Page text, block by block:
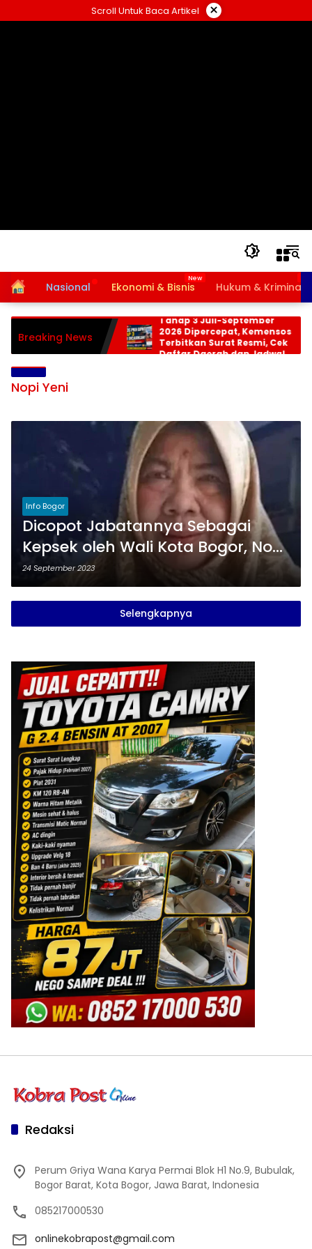
ke
Scroll Untuk Baca Artikel ×
HomeNasional Ekonomi & Bisnis Hukum & Kriminal
Breaking News
Bansos PKH dan BPNT
Tahap 3 Juli-September
2026 Dipercepat, Kemensos
Terbitkan Surat Resmi, Cek
Daftar Daerah dan Jadwal
Nopi Yeni
Info Bogor
Dicopot Jabatannya Sebagai
Kepsek oleh Wali Kota Bogor, Nopi
Yeni Melawan
24 September 2023
Selengkapnya
Redaksi
Perum Griya Wana Karya Permai Blok H1 No.9, Bubulak,
Bogor Barat, Kota Bogor, Jawa Barat, Indonesia
085217000530
onlinekobrapost@gmail.com